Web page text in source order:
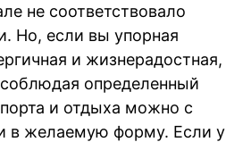
не соответствовало
Но, если вы упорная
и жизнерадостная,
определенный
и отдыха можно с
в желаемую форму. Если у